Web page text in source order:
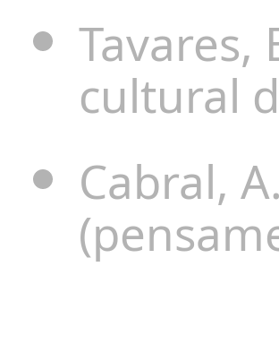
cultural
Cabral,